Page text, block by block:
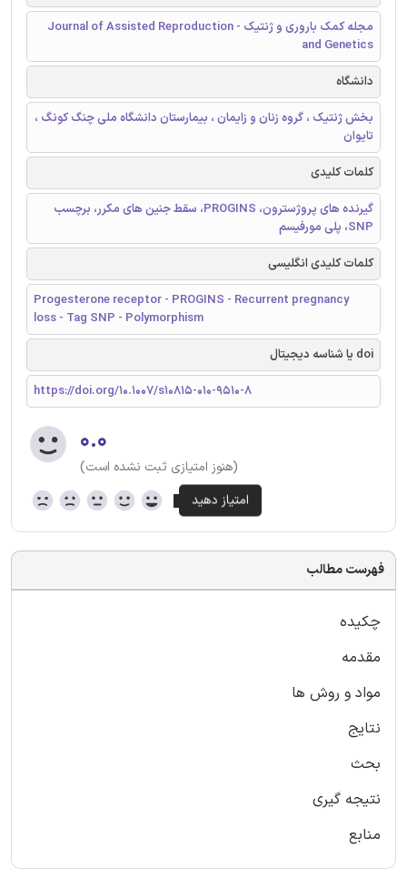
مجله کمک باروری و ژنتیک - Journal of Assisted Reproduction
and Genetics
دانشگاه
بخش ژنتیک ، گروه زنان و زایمان ، بیمارستان دانشگاه ملی چنگ کونگ ،
تایوان
کلمات کلیدی
گیرنده های پروژسترون، PROGINS، سقط جنین های مکرر، برچسب
SNP، پلی مورفیسم
کلمات کلیدی انگلیسی
Progesterone receptor - PROGINS - Recurrent pregnancy
loss - Tag SNP - Polymorphism
doi یا شناسه دیجیتال
https://doi.org/10.1007/s10815-010-9510-8
۰.۰
(هنوز امتیازی ثبت نشده است)
فهرست مطالب
چکیده
مقدمه
مواد و روش ها
نتایج
بحث
نتیجه گیری
منابع